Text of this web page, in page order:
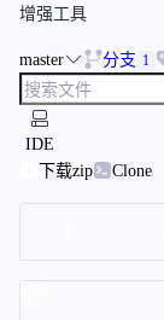
增强工具
master 分支 1
IDE
下载zip
Clone